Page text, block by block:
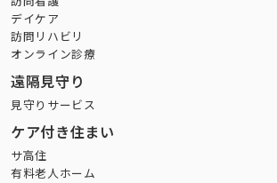
デイケア
訪問リハビリ
オンライン診療
遠隔見守り
見守りサービス
ケア付き住まい
サ高住
有料老人ホーム